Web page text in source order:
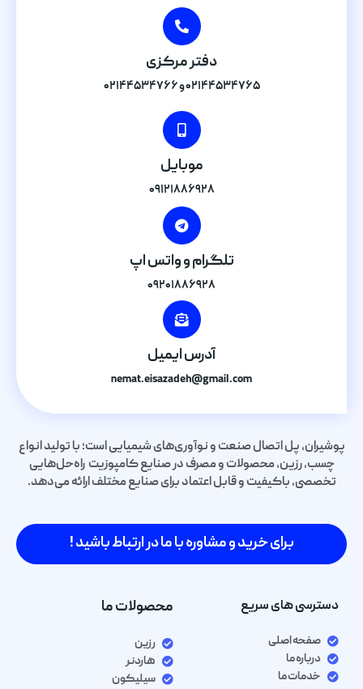
دفتر مرکزی
۰۲۱۴۴۵۳۴۷۶۵ و ۰۲۱۴۴۵۳۴۷۶۶
موبایل
۰۹۱۲۱۸۸۶۹۲۸
تلگرام و واتس اپ
۰۹۲۰۱۸۸۶۹۲۸
آدرس ایمیل
nemat.eisazadeh@gmail.com
پوشیران، پل اتصال صنعت و نوآوری‌های شیمیایی است؛ با تولید انواع
چسب، رزین، محصولات و مصرف در صنایع کامپوزیت راه‌حل‌هایی
تخصصی، باکیفیت و قابل اعتماد برای صنایع مختلف ارائه می‌دهد.
برای خرید و مشاوره با ما در ارتباط باشید !
دسترسی های سریع
صفحه اصلی
درباره ما
خدمات ما
محصولات ما
رزین
هاردنر
سیلیکون